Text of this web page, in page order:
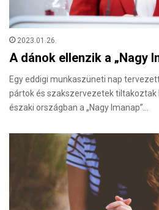
2023.01.26.
A dánok ellenzik a „Nagy
Egy eddigi munkaszüneti nap
pártok és szakszervezetek tiltakoztak
északi országban a „Nagy Imanap”…